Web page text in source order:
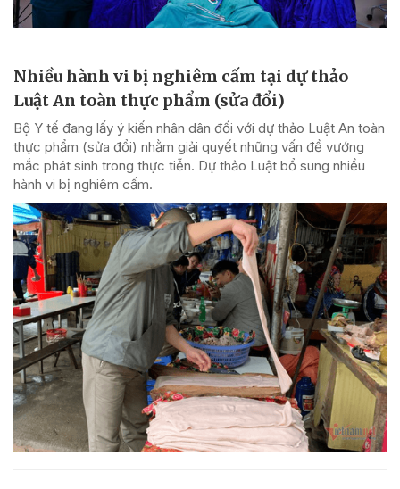
Nhiều hành vi bị nghiêm cấm tại dự thảo
Luật An toàn thực phẩm (sửa đổi)
Bộ Y tế đang lấy ý kiến nhân dân đối với dự thảo Luật An toàn
thực phẩm (sửa đổi) nhằm giải quyết những vấn đề vướng
mắc phát sinh trong thực tiễn. Dự thảo Luật bổ sung nhiều
hành vi bị nghiêm cấm.